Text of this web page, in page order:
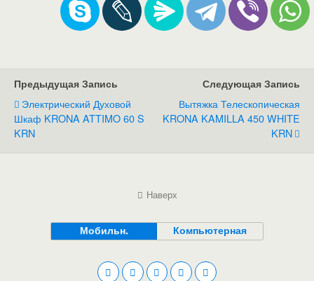
Предыдущая Запись
Электрический Духовой
Шкаф KRONA ATTIMO 60 S
KRN
Следующая Запись
Вытяжка Телескопическая
KRONA KAMILLA 450 WHITE
KRN
Наверх
Мобильн. Компьютерная